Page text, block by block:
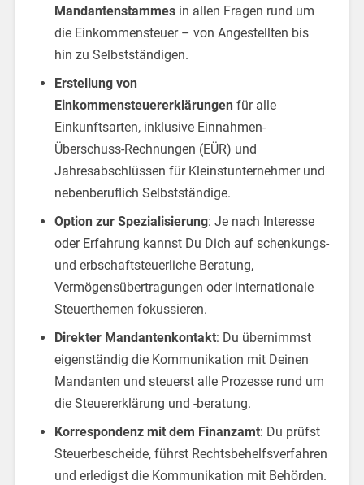
Mandantenstammesin allen Fragen rund um
die Einkommensteuer – von Angestellten bis
hin zu Selbstständigen.
Erstellung von
Einkommensteuererklärungenfür alle
Einkunftsarten, inklusive Einnahmen-
Überschuss-Rechnungen (EÜR) und
Jahresabschlüssen für Kleinstunternehmer und
nebenberuflich Selbstständige.
Option zur Spezialisierung: Je nach Interesse
oder Erfahrung kannst Du Dich auf schenkungs-
und erbschaftsteuerliche Beratung,
Vermögensübertragungen oder internationale
Steuerthemen fokussieren.
Direkter Mandantenkontakt: Du übernimmst
eigenständig die Kommunikation mit Deinen
Mandanten und steuerst alle Prozesse rund um
die Steuererklärung und -beratung.
Korrespondenz mit dem Finanzamt: Du prüfst
Steuerbescheide, führst Rechtsbehelfsverfahren
und erledigst die Kommunikation mit Behörden.